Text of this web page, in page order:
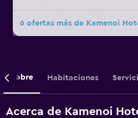
6 ofertas más de Kamenoi
Sobre Habitaciones
Acerca de Kamenoi